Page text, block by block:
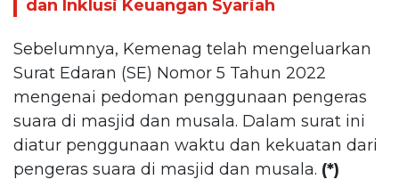
dan Inklusi Keuangan Syariah
Sebelumnya, Kemenag telah mengeluarkan
Surat Edaran (SE) Nomor 5 Tahun 2022
mengenai pedoman penggunaan pengeras
suara di masjid dan musala. Dalam surat ini
diatur penggunaan waktu dan kekuatan dari
pengeras suara di masjid dan musala. (*)